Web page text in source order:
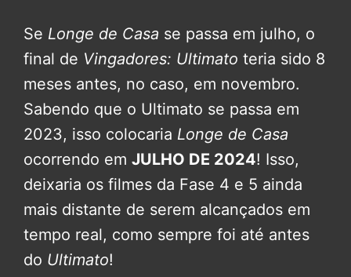
Se Longe de Casa se passa em julho, o
final de Vingadores: Ultimato teria sido 8
meses antes, no caso, em novembro.
Sabendo que o Ultimato se passa em
2023, isso colocaria Longe de Casa
ocorrendo em JULHO DE 2024! Isso,
deixaria os filmes da Fase 4 e 5 ainda
mais distante de serem alcançados em
tempo real, como sempre foi até antes
do Ultimato!